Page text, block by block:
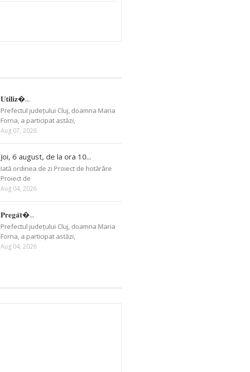
𝐔𝐭𝐢𝐥𝐢𝐳�...
Prefectul județului Cluj, doamna Maria
Forna, a participat astăzi,
Aug 07, 2026
Joi, 6 august, de la ora 10...
Iată ordinea de zi Proiect de hotărâre
Proiect de
Aug 04, 2026
𝐏𝐫𝐞𝐠𝐚̆𝐭�...
Prefectul județului Cluj, doamna Maria
Forna, a participat astăzi,
Aug 04, 2026